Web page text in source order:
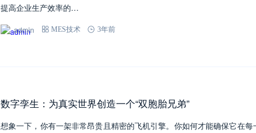
提高企业生产效率的…
admin MES技术 3年前
数字孪生：为真实世界创造一个“双胞胎兄弟”
想象一下，你有一架非常昂贵且精密的飞机引擎。你如何才能确保它在